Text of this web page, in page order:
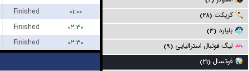
کریکت (۲۸)
بلیارد (۳)
لیگ فوتبال استرالیایی (۹)
فوتسال (۲۱)
Finished
۰۱:۰۰
Finished
۰۲:۳۰
Finished
۰۲:۳۰